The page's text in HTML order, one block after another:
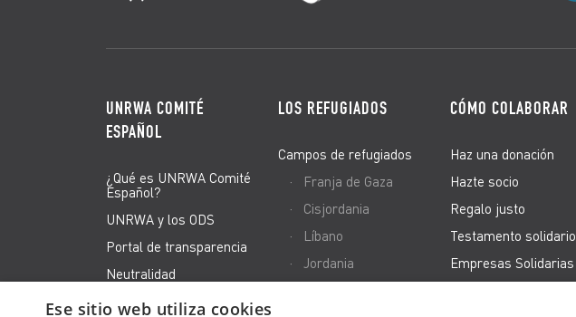
UNRWA COMITÉ
ESPAÑOL
¿Qué es UNRWA Comité
Español?
UNRWA y los ODS
Portal de transparencia
Neutralidad
El equipo
LOS REFUGIADOS
Campos de refugiados
Franja de Gaza
Cisjordania
Líbano
Jordania
CÓMO COLABORAR
Haz una donación
Hazte socio
Regalo justo
Testamento solidario
Empresas Solidarias
Ese sitio web utiliza cookies